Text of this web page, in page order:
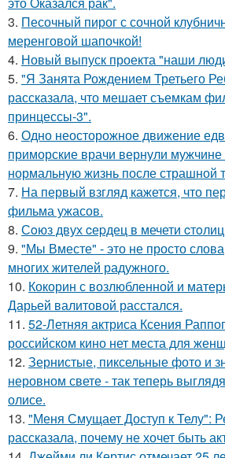
3. Песочный пирог с сочной
меренговой шапочкой!
4. Новый выпуск проекта "наши
5. "Я Занята Рождением Третьего
рассказала, что мешает съемкам
принцессы-3".
6. Одно неосторожное движение
приморские врачи вернули
нормальную жизнь после страшной
7. На первый взгляд кажется, что
фильма ужасов.
8. Сoюз двух cеpдец в мечети
9. "Мы Вместе" - это не просто
многих жителей радужного.
10. Кокорин с возлюбленной и
Дарьей валитовой расстался.
11. 52-Летняя актриса Ксения
российском кино нет места для
12. Зернистые, пиксельные фото и
неровном свете - так теперь
олисе.
13. "Меня Смущает Доступ к Телу":
рассказала, почему не хочет быть